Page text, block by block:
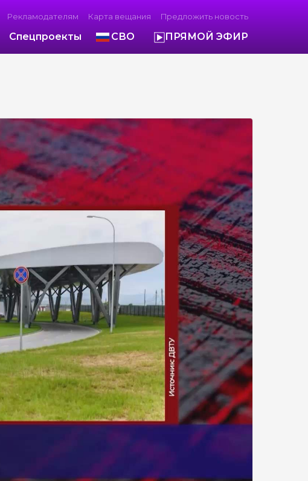
Рекламодателям Карта вещания Предложить новость
Спецпроекты СВО ПРЯМОЙ ЭФИР